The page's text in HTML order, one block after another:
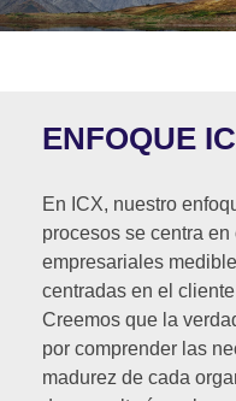
ENFOQUE
En ICX, nuestro
procesos se centra
empresariales
centradas en el
Creemos que la
por comprender las
madurez de cada